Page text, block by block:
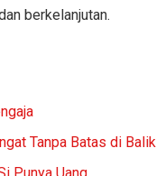
berkelanjutan.
Tanpa Batas di